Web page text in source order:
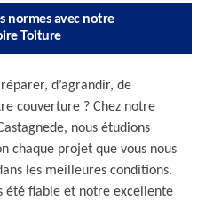
normes avec notre
Toiture
d’agrandir, de
couverture ? Chez notre
nous étudions
chaque projet que vous nous
les meilleures conditions.
été fiable et notre excellente